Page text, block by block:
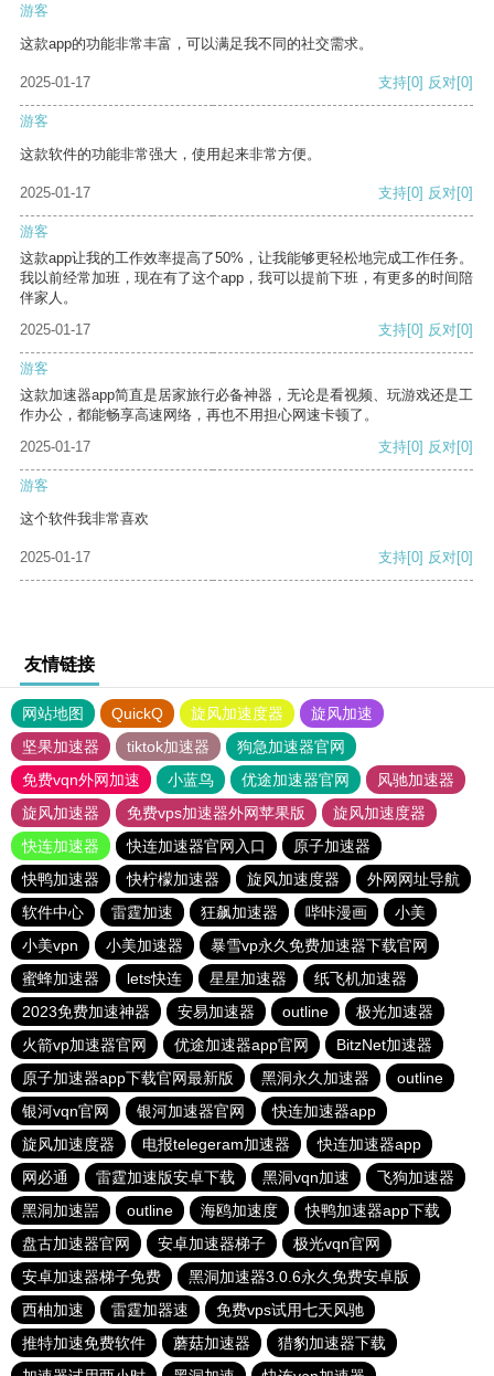
游客
这款app的功能非常丰富，可以满足我不同的社交需求。
2025-01-17 支持[0] 反对[0]
游客
这款软件的功能非常强大，使用起来非常方便。
2025-01-17 支持[0] 反对[0]
游客
这款app让我的工作效率提高了50%，让我能够更轻松地完成工作任务。
我以前经常加班，现在有了这个app，我可以提前下班，有更多的时间陪
伴家人。
2025-01-17
支持[0] 反对[0]
游客
这款加速器app简直是居家旅行必备神器，无论是看视频、玩游戏还是工
作办公，都能畅享高速网络，再也不用担心网速卡顿了。
2025-01-17
支持[0] 反对[0]
游客
这个软件我非常喜欢
2025-01-17 支持[0] 反对[0]
友情链接
网站地图 QuickQ 旋风加速度器
旋风加速
坚果加速器
tiktok加速器
狗急加速器官网
免费vqn外网加速
小蓝鸟 优途加速器官网
风驰加速器
旋风加速器
免费vps加速器外网苹果版
旋风加速度器
快连加速器
快连加速器官网入口
原子加速器
快鸭加速器
快柠檬加速器 旋风加速度器
外网网址导航
软件中心
雷霆加速 狂飙加速器 哔咔漫画
小美
小美vpn
小美加速器
暴雪vp永久免费加速器下载官网
蜜蜂加速器
lets快连 星星加速器
纸飞机加速器
2023免费加速神器
安易加速器 outline
极光加速器
火箭vp加速器官网
优途加速器app官网
BitzNet加速器
原子加速器app下载官网最新版
黑洞永久加速器
outline
银河vqn官网
银河加速器官网
快连加速器app
旋风加速度器
电报telegeram加速器
快连加速器app
网必通
雷霆加速版安卓下载 黑洞vqn加速
飞狗加速器
黑洞加速噐
outline 海鸥加速度
快鸭加速器app下载
盘古加速器官网
安卓加速器梯子
极光vqn官网
安卓加速器梯子免费
黑洞加速器3.0.6永久免费安卓版
西柚加速
雷霆加器速
免费vps试用七天风驰
推特加速免费软件
蘑菇加速器
猎豹加速器下载